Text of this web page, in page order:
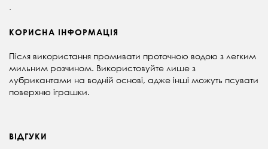
.
КОРИСНА ІНФОРМАЦІЯ
Після використання промивати проточною водою з легким
мильним розчином. Використовуйте лише з
лубрикантами на водній основі, адже інші можуть псувати
поверхню іграшки.
ВІДГУКИ